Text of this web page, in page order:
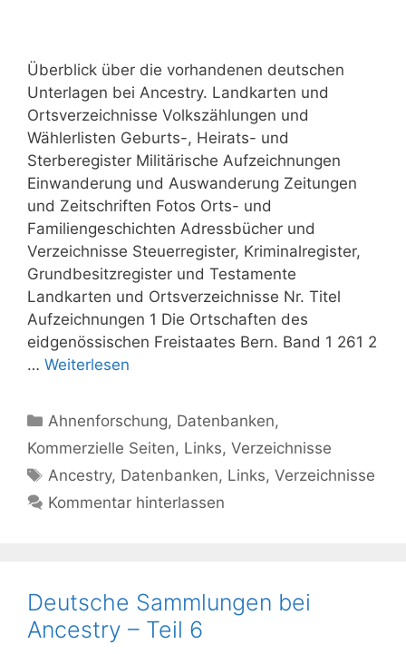
Überblick über die vorhandenen deutschen
Unterlagen bei Ancestry. Landkarten und
Ortsverzeichnisse Volkszählungen und
Wählerlisten Geburts-, Heirats- und
Sterberegister Militärische Aufzeichnungen
Einwanderung und Auswanderung Zeitungen
und Zeitschriften Fotos Orts- und
Familiengeschichten Adressbücher und
Verzeichnisse Steuerregister, Kriminalregister,
Grundbesitzregister und Testamente
Landkarten und Ortsverzeichnisse Nr. Titel
Aufzeichnungen 1 Die Ortschaften des
eidgenössischen Freistaates Bern. Band 1 261 2
… Weiterlesen
Kategorien
Ahnenforschung, Datenbanken,
Kommerzielle Seiten, Links, Verzeichnisse
Schlagwörter
Ancestry, Datenbanken, Links,Verzeichnisse
Kommentar hinterlassen
Deutsche Sammlungen bei
Ancestry – Teil 6